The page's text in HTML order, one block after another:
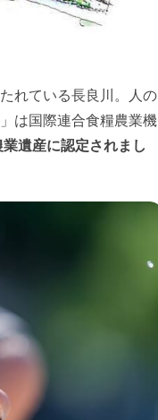
れている長良川。人の
は国際連合食糧農業機
遺産に認定されまし